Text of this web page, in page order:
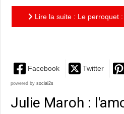
Lire la suite : Le perroquet
Facebook Twitter
powered by social2s
Julie Maroh :